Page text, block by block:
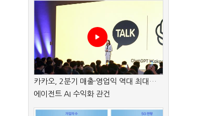
카카오, 2분기 매출·영업익 역대 최대…
에이전트 AI 수익화 관건